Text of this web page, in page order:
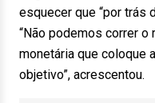
esquecer que “por trás
“Não podemos correr
monetária que coloque
objetivo”, acrescentou.